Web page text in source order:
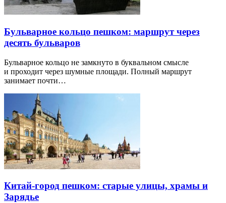
Бульварное кольцо пешком: маршрут через
десять бульваров
Бульварное кольцо не замкнуто в буквальном смысле
и проходит через шумные площади. Полный маршрут
занимает почти…
Китай-город пешком: старые улицы, храмы и
Зарядье